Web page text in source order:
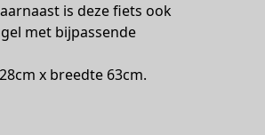
is deze fiets ook
met bijpassende
x breedte 63cm.